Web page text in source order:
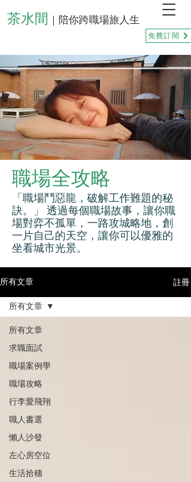
茶水間 ｜陪你跨職場旅人生
免費訂閱
職場全攻略
「職場鬥惡龍，破解工作難題的秘
訣。」 透過每個職場故事，讓你職
場對弈不孤單，一路攻城略地，創
一片自己的天空，讓你可以優雅的
坐看城市光景。
所有文章 註冊
所有文章
求職面試
職場案例學
職場攻略
行李愛飛翔
職人書選
懶人沙發
左心房空位
生活拾穗
所有文章